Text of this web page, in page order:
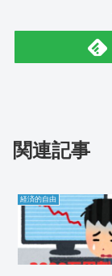
関連記事
経済的自由